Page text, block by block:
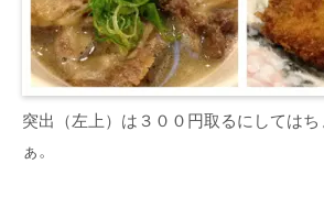
突出（左上）は３００円取るにしては
ぁ。